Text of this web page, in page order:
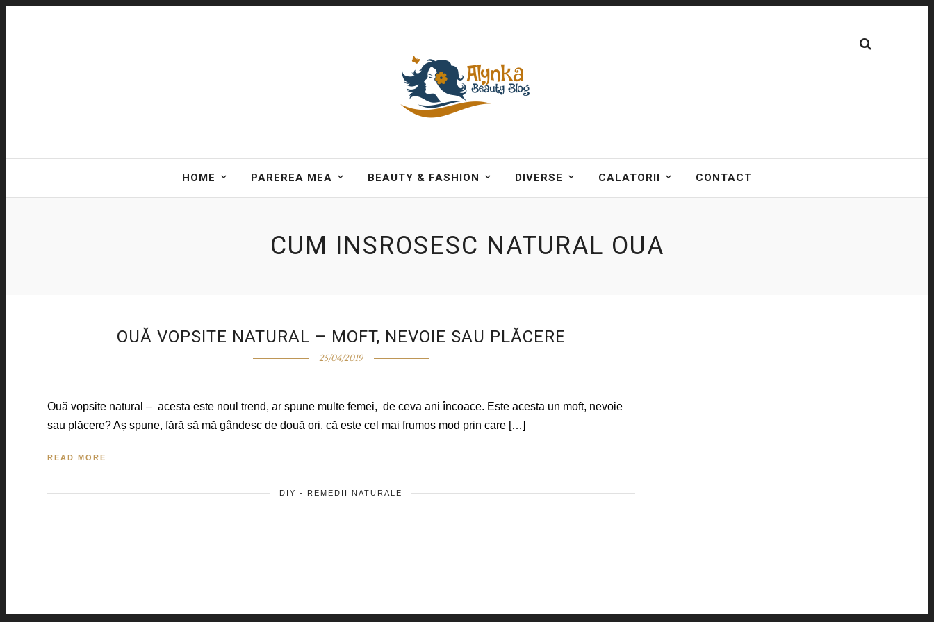
HOME PAREREA MEA BEAUTY & FASHION DIVERSE CALATORII CONTACT
CUM INSROSESC NATURAL OUA
OUĂ VOPSITE NATURAL – MOFT, NEVOIE SAU PLĂCERE
25/04/2019
Ouă vopsite natural – acesta este noul trend, ar spune multe femei, de ceva ani încoace. Este acesta un moft, nevoie
sau plăcere? Aș spune, fără să mă gândesc de două ori. că este cel mai frumos mod prin care […]
READ MORE
DIY - REMEDII NATURALE